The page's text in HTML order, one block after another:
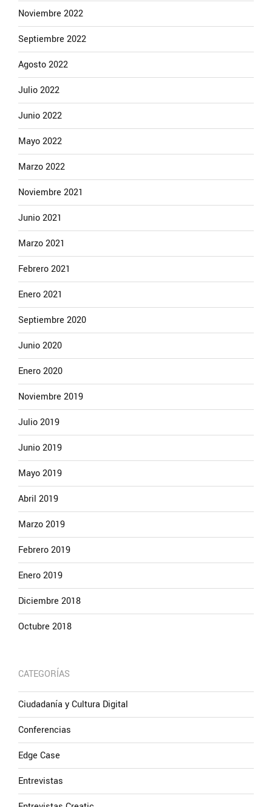
Noviembre 2022
Septiembre 2022
Agosto 2022
Julio 2022
Junio 2022
Mayo 2022
Marzo 2022
Noviembre 2021
Junio 2021
Marzo 2021
Febrero 2021
Enero 2021
Septiembre 2020
Junio 2020
Enero 2020
Noviembre 2019
Julio 2019
Junio 2019
Mayo 2019
Abril 2019
Marzo 2019
Febrero 2019
Enero 2019
Diciembre 2018
Octubre 2018
CATEGORÍAS
Ciudadanía y Cultura Digital
Conferencias
Edge Case
Entrevistas